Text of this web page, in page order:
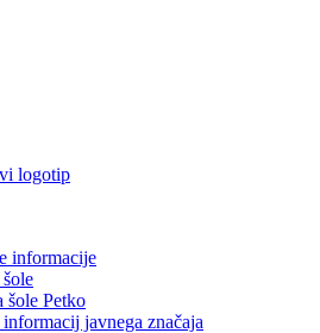
informacije
šole Petko
javnega značaja